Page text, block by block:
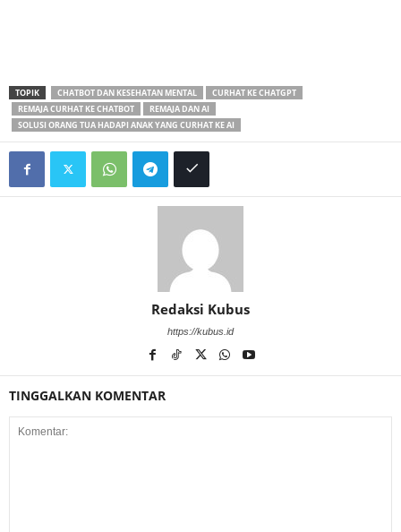
TOPIK CHATBOT DAN KESEHATAN MENTAL
CURHAT KE CHATGPT
REMAJA CURHAT KE CHATBOT
REMAJA DAN AI
SOLUSI ORANG TUA HADAPI ANAK YANG CURHAT KE AI
Redaksi Kubus
https://kubus.id
TINGGALKAN KOMENTAR